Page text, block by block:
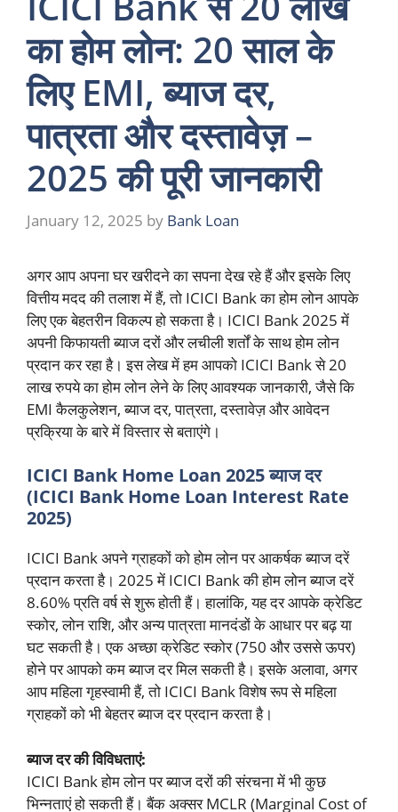
का होम लोन: 20 साल के
लिए EMI, ब्याज दर,
पात्रता और दस्तावेज़ –
2025 की पूरी जानकारी
January 12, 2025 by Bank Loan
अगर आप अपना घर खरीदने का सपना देख रहे हैं और इसके लिए
वित्तीय मदद की तलाश में हैं, तो ICICI Bank का होम लोन आपके
लिए एक बेहतरीन विकल्प हो सकता है। ICICI Bank 2025 में
अपनी किफायती ब्याज दरों और लचीली शर्तों के साथ होम लोन
प्रदान कर रहा है। इस लेख में हम आपको ICICI Bank से 20
लाख रुपये का होम लोन लेने के लिए आवश्यक जानकारी, जैसे कि
EMI कैलकुलेशन, ब्याज दर, पात्रता, दस्तावेज़ और आवेदन
प्रक्रिया के बारे में विस्तार से बताएंगे।
ICICI Bank Home Loan 2025 ब्याज दर
(ICICI Bank Home Loan Interest Rate
2025)
ICICI Bank अपने ग्राहकों को होम लोन पर आकर्षक ब्याज दरें
प्रदान करता है। 2025 में ICICI Bank की होम लोन ब्याज दरें
8.60% प्रति वर्ष से शुरू होती हैं। हालांकि, यह दर आपके क्रेडिट
स्कोर, लोन राशि, और अन्य पात्रता मानदंडों के आधार पर बढ़ या
घट सकती है। एक अच्छा क्रेडिट स्कोर (750 और उससे ऊपर)
होने पर आपको कम ब्याज दर मिल सकती है। इसके अलावा, अगर
आप महिला गृहस्वामी हैं, तो ICICI Bank विशेष रूप से महिला
ग्राहकों को भी बेहतर ब्याज दर प्रदान करता है।
ब्याज दर की विविधताएं:
ICICI Bank होम लोन पर ब्याज दरों की संरचना में भी कुछ
भिन्नताएं हो सकती हैं। बैंक अक्सर MCLR (Marginal Cost of